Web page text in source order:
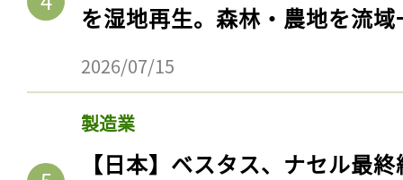
を湿地再生。森林・農地を流
2026/07/15
製造業
【日本】ベスタス、ナセル最